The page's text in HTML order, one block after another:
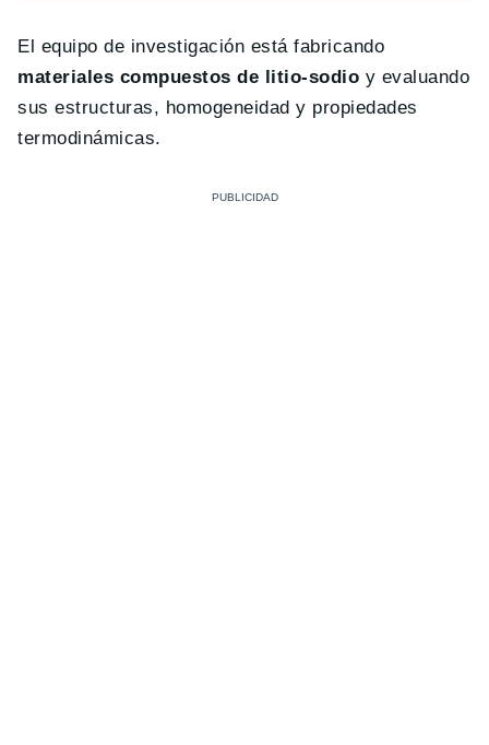
El equipo de investigación está fabricando
materiales compuestos de litio-sodio y evaluando
sus estructuras, homogeneidad y propiedades
termodinámicas.